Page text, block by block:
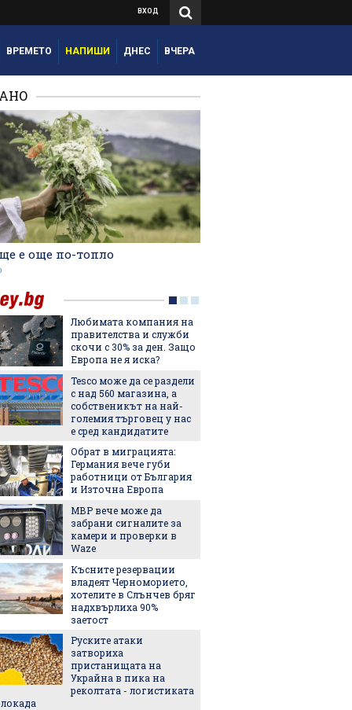
ВХОД
ВРЕМЕТО НАПИШИ ДНЕС ВЧЕРА
е още по-топло
Любимата компания на
правителства и служби
скочи с 30% за ден. Защо
Европа не я иска?
Tesco може да се раздели
с над 560 магазина, а
собственикът на най-
големия търговец у нас
е сред кандидатите
Обрат в миграцията:
Германия вече губи
работници от България
и Източна Европа
МВР вече може да
забрани сигналите за
камери и проверки в
Waze
Късните резервации
владеят Черноморието,
хотелите в Слънчев бряг
надхвърлиха 90%
заетост
Руските атаки
затвориха
пристанищата на
Украйна в пика на
реколтата - логистиката